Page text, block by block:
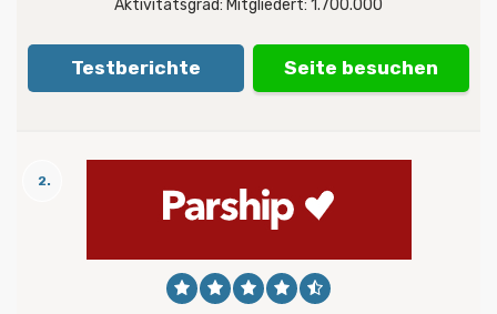
Aktivitätsgrad: Mitgliedert: 1.700.000
Testberichte Seite besuchen
2.